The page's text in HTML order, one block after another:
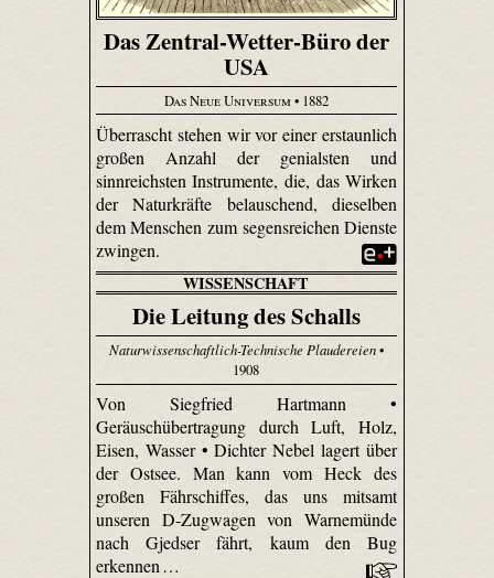
Das Zentral-Wetter-Büro der
USA
Das Neue Universum• 1882
Überrascht stehen wir vor einer erstaunlich
großen Anzahl der genialsten und
sinnreichsten Instrumente, die, das Wirken
der Naturkräfte belauschend, dieselben
dem Menschen zum segensreichen Dienste
zwingen.
WISSENSCHAFT
Die Leitung des Schalls
Naturwissenschaftlich-Technische Plaudereien•
1908
Von Siegfried Hartmann •
Geräuschübertragung durch Luft, Holz,
Eisen, Wasser • Dichter Nebel lagert über
der Ostsee. Man kann vom Heck des
großen Fährschiffes, das uns mitsamt
unseren D-Zugwagen von Warnemünde
nach Gjedser fährt, kaum den Bug
erkennen …